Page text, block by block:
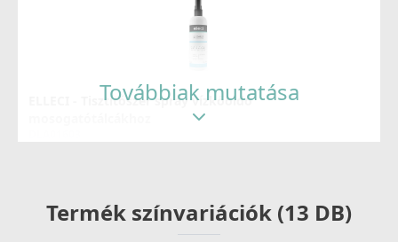
ELLECI - Tisztítószer spray vízkőoldó
Részletek
Továbbiak mutatása
Termék színvariációk (13 DB)